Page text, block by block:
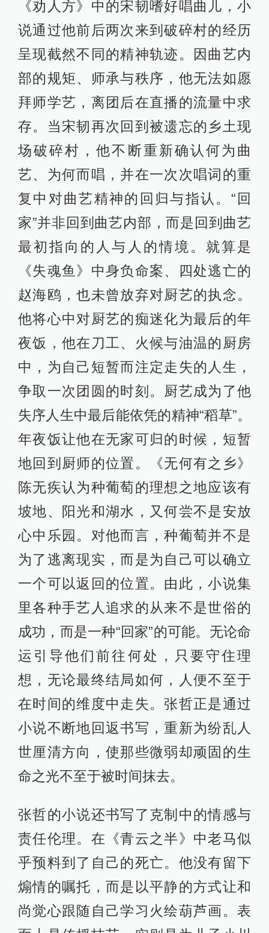
《劝人方》中的宋韧嗜好唱曲儿，小
说通过他前后两次来到破碎村的经历
呈现截然不同的精神轨迹。因曲艺内
部的规矩、师承与秩序，他无法如愿
拜师学艺，离团后在直播的流量中求
存。当宋韧再次回到被遗忘的乡土现
场破碎村，他不断重新确认何为曲
艺、为何而唱，并在一次次唱词的重
复中对曲艺精神的回归与指认。“回
家”并非回到曲艺内部，而是回到曲艺
最初指向的人与人的情境。就算是
《失魂鱼》中身负命案、四处逃亡的
赵海鸥，也未曾放弃对厨艺的执念。
他将心中对厨艺的痴迷化为最后的年
夜饭，他在刀工、火候与油温的厨房
中，为自己短暂而注定走失的人生，
争取一次团圆的时刻。厨艺成为了他
失序人生中最后能依凭的精神“稻草”。
年夜饭让他在无家可归的时候，短暂
地回到厨师的位置。《无何有之乡》
陈无疾认为种葡萄的理想之地应该有
坡地、阳光和湖水，又何尝不是安放
心中乐园。对他而言，种葡萄并不是
为了逃离现实，而是为自己可以确立
一个可以返回的位置。由此，小说集
里各种手艺人追求的从来不是世俗的
成功，而是一种“回家”的可能。无论命
运引导他们前往何处，只要守住理
想，无论最终结局如何，人便不至于
在时间的维度中走失。张哲正是通过
小说不断地回返书写，重新为纷乱人
世厘清方向，使那些微弱却顽固的生
命之光不至于被时间抹去。
张哲的小说还书写了克制中的情感与
责任伦理。在《青云之半》中老马似
乎预料到了自己的死亡。他没有留下
煽情的嘱托，而是以平静的方式让和
尚觉心跟随自己学习火绘葫芦画。表